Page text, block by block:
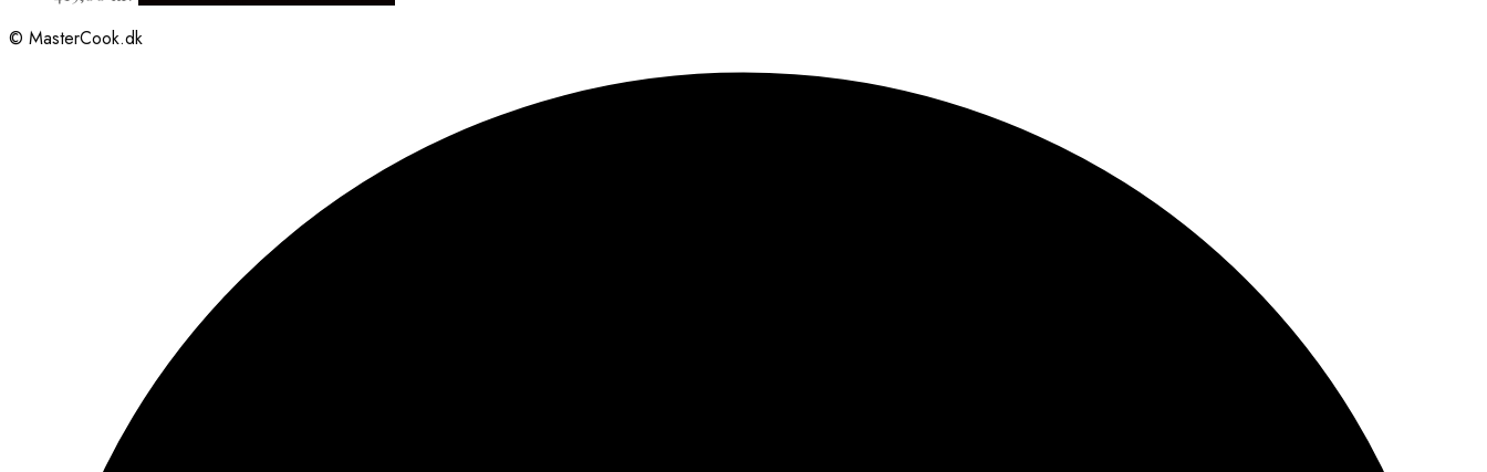
© MasterCook.dk